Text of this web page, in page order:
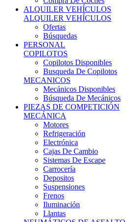
ALQUILER VEHÍCULOS
Ofertas
Búsquedas
PERSONAL
COPILOTOS
Copilotos Disponibles
Busqueda De Copilotos
MECANICOS
Mecánicos Disponibles
Búsqueda De Mecánicos
PIEZAS DE COMPETICIÓN
MECÁNICA
Motores
Refrigeración
Electrónica
Cajas De Cambio
Sistemas De Escape
Carrocería
Depositos
Suspensiones
Frenos
Iluminación
Llantas
NEUMÁTICOS DE ASFALTO
Asfalto 13 O Menos